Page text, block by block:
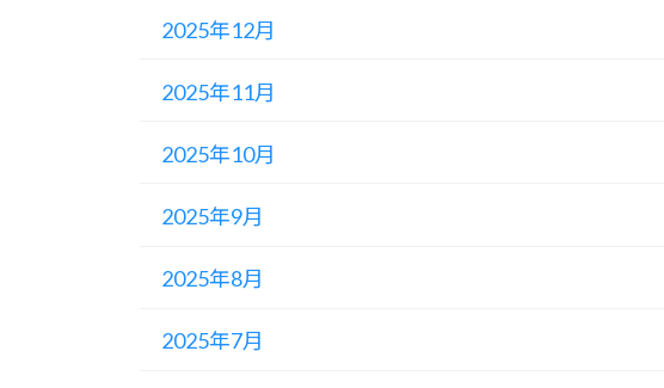
2025年12月
2025年11月
2025年10月
2025年9月
2025年8月
2025年7月